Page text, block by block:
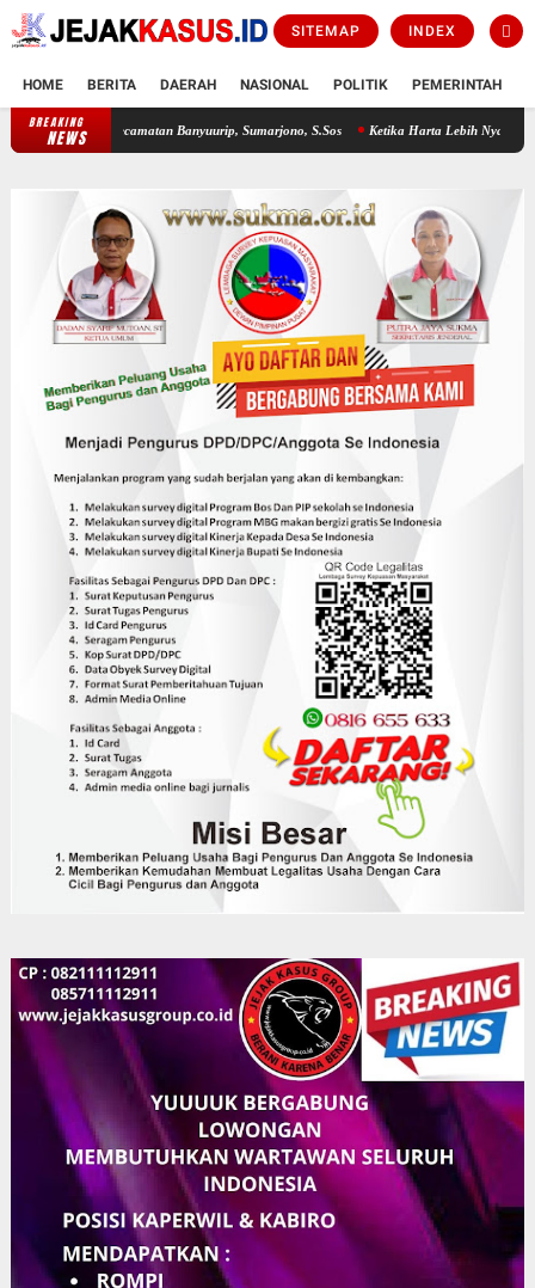
SITEMAP INDEX
HOME BERITA DAERAH NASIONAL POLITIK PEMERINTAH
BREAKING
NEWS
Kecamatan Banyuurip, Sumarjono, S.Sos Ketika Harta Lebih Nyaring Dari Ilmu